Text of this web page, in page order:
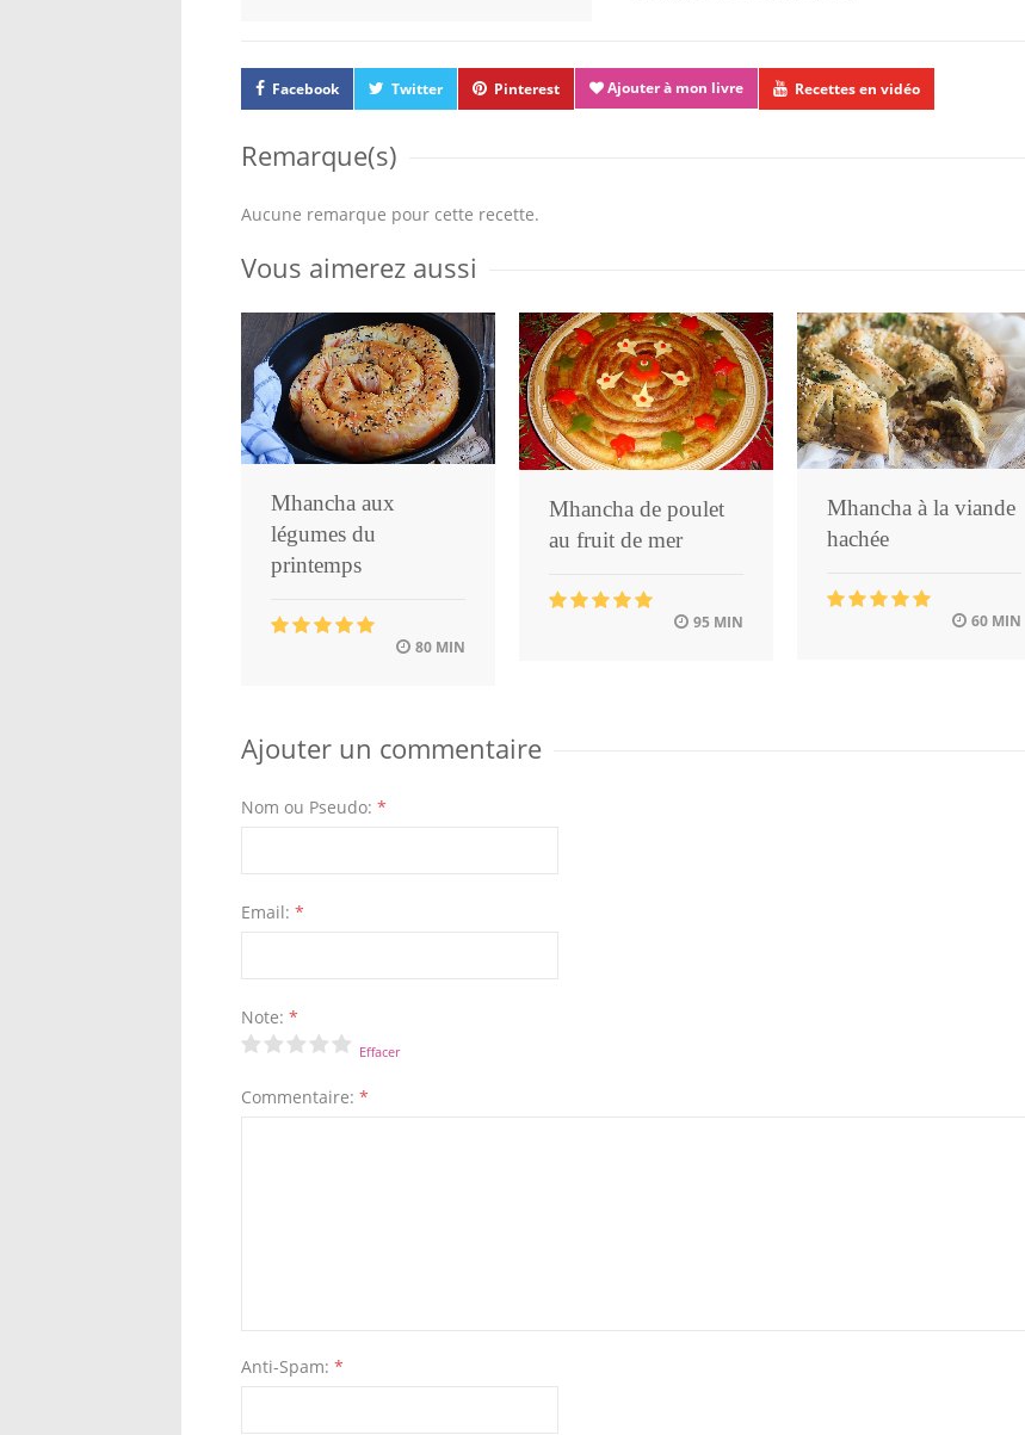
Facebook Twitter Pinterest Ajouter à mon livre Recettes en vidéo
Remarque(s)
Aucune remarque pour cette recette.
Vous aimerez aussi
Mhancha aux
légumes du
printemps
80 MIN
Mhancha de poulet
au fruit de mer
95 MIN
Mhancha à la viande
hachée
60 MIN
Ajouter un commentaire
Nom ou Pseudo: *
Email: *
Note: *
Effacer
Commentaire: *
Anti-Spam: *